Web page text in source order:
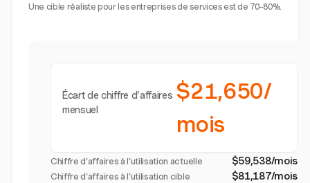
Une cible réaliste pour les entreprises de services est de 70–80%.
Écart de chiffre d'affaires
mensuel
$21,650/
mois
Chiffre d'affaires à l'utilisation actuelle $59,538/mois
Chiffre d'affaires à l'utilisation cible $81,187/mois